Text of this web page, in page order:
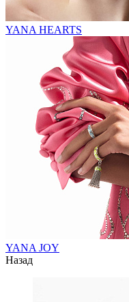
YANA HEARTS
YANA JOY
Назад